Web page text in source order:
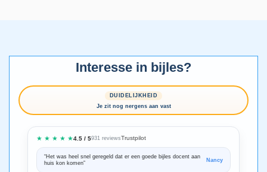
Interesse in bijles?
DUIDELIJKHEID
Je zit nog nergens aan vast
★ ★ ★ ★ ★4.5 / 5931 reviewsTrustpilot
“Het was heel snel geregeld dat er een goede bijles docent aan
huis kon komen”
Nancy